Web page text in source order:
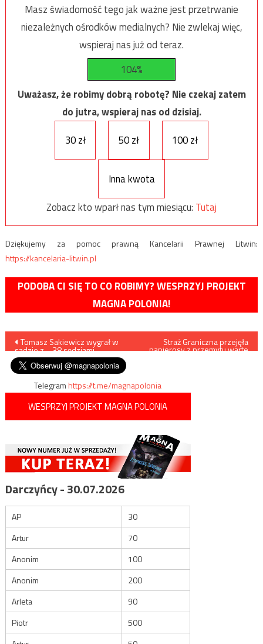
Masz świadomość tego jak ważne jest przetrwanie
niezależnych ośrodków medialnych? Nie zwlekaj więc,
wspieraj nas już od teraz.
104%
Uważasz, że robimy dobrą robotę? Nie czekaj zatem
do jutra, wspieraj nas od dzisiaj.
30 zł
50 zł 100 zł
Inna kwota
Zobacz kto wparł nas tym miesiącu: Tutaj
Dziękujemy za pomoc prawną Kancelarii Prawnej Litwin:
https://kancelaria-litwin.pl
PODOBA CI SIĘ TO CO ROBIMY? WESPRZYJ PROJEKT
MAGNA POLONIA!
Nawigacja
wpisu
Tomasz Sakiewicz wygrał w
sądzie z… 38 sędziami…
Straż Graniczna przejęła
papierosy z przemytu warte
Telegramhttps://t.me/magnapolonia
WESPRZYJ PROJEKT MAGNA POLONIA
Darczyńcy - 30.07.2026
AP
30
Artur
70
Anonim
100
Anonim
200
Arleta
90
Piotr
500